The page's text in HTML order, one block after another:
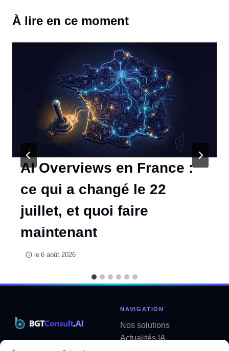
À lire en ce moment
AI Overviews en France :
ce qui a changé le 22
juillet, et quoi faire
maintenant
le 6 août 2026
NAVIGATION
Nos solutions
Actualités IA